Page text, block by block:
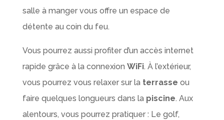
salle à manger vous offre un espace de
détente au coin du feu.
Vous pourrez aussi profiter d’un accès internet
rapide grâce à la connexion WiFi. À l’extérieur,
vous pourrez vous relaxer sur la terrasse ou
faire quelques longueurs dans la piscine. Aux
alentours, vous pourrez pratiquer : Le golf,